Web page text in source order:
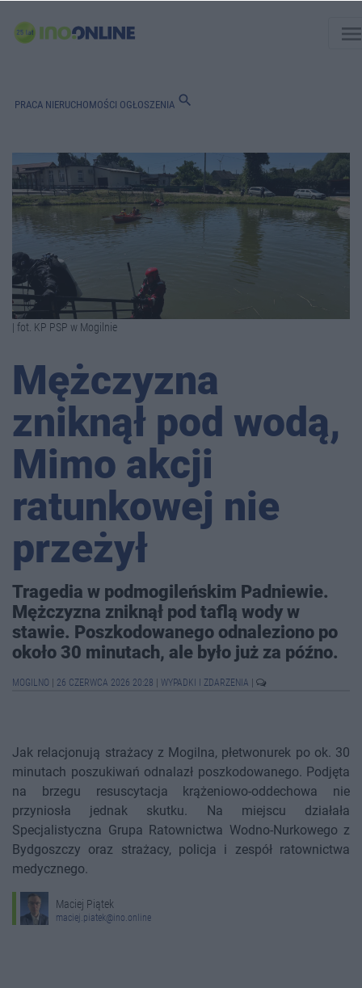
PRACA NIERUCHOMOŚCI OGŁOSZENIA search
| fot. KP PSP w Mogilnie
Mężczyzna
zniknął pod wodą,
Mimo akcji
ratunkowej nie
przeżył
Tragedia w podmogileńskim Padniewie.
Mężczyzna zniknął pod taflą wody w
stawie. Poszkodowanego odnaleziono po
około 30 minutach, ale było już za późno.
MOGILNO 26 CZERWCA 2026 20:28 WYPADKI I ZDARZENIA
Jak relacjonują strażacy z Mogilna, płetwonurek po ok. 30
minutach poszukiwań odnalazł poszkodowanego. Podjęta
na brzegu resuscytacja krążeniowo-oddechowa nie
przyniosła jednak skutku. Na miejscu działała
Specjalistyczna Grupa Ratownictwa Wodno-Nurkowego z
Bydgoszczy oraz strażacy, policja i zespół ratownictwa
medycznego.
Maciej Piątek
maciej.piatek@ino.online